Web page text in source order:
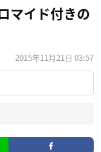
マイド付きの
2015年11月21日 03:57